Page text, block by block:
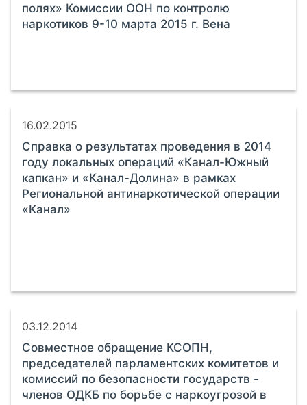
полях» Комиссии ООН по контролю
наркотиков 9-10 марта 2015 г. Вена
16.02.2015
Справка о результатах проведения в 2014
году локальных операций «Канал-Южный
капкан» и «Канал-Долина» в рамках
Региональной антинаркотической операции
«Канал»
03.12.2014
Совместное обращение КСОПН,
председателей парламентских комитетов и
комиссий по безопасности государств -
членов ОДКБ по борьбе с наркоугрозой в